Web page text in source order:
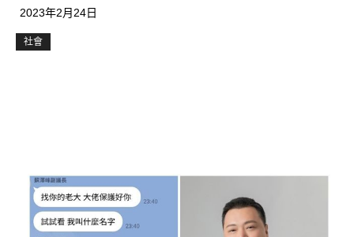
2023年2月24日
社會